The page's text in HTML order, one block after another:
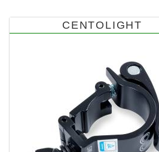
CENTOLIGHT